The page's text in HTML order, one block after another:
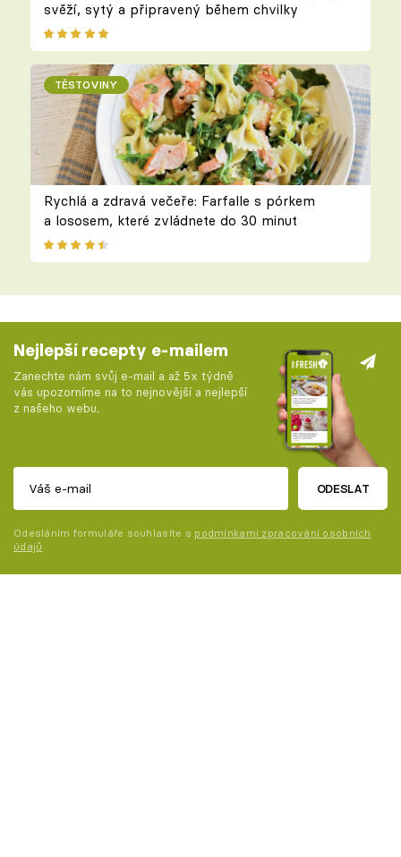
svěží, sytý a připravený během chvilky
TĚSTOVINY
Rychlá a zdravá večeře: Farfalle s pórkem
a lososem, které zvládnete do 30 minut
Nejlepší recepty e-mailem
Zanechte nám svůj e-mail a až 5x týdně
vás upozorníme na to nejnovější a nejlepší
z našeho webu.
ODESLAT
Odesláním formuláře souhlasíte s podmínkami zpracování osobních
údajů